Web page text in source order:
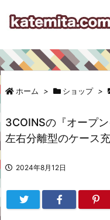
ホーム > ショップ >
3COINSの『オープ
左右分離型のケース
2024年8月12日